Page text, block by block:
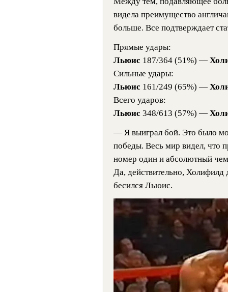
видела преимущество
больше. Все подтверждает
Прямые удары:
Льюис 187/364 (51%) —
Сильные удары:
Льюис 161/249 (65%) —
Всего ударов:
Льюис 348/613 (57%) —
— Я выиграл бой. Это было
победы. Весь мир видел, что
номер один и абсолютный
Да, действительно,
бесился Льюис.